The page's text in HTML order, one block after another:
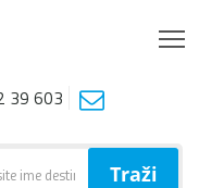
39 603
Traži